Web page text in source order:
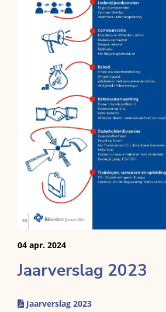
04 apr. 2024
Jaarverslag 2023
Jaarverslag 2023